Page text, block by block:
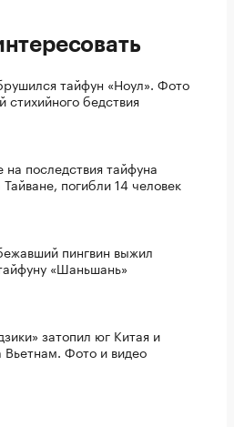
тайфун «Ноул». Фото
стихийного бедствия
последствия тайфуна
Тайване, погибли 14 человек
пингвин выжил
«Шаньшань»
затопил юг Китая и
Вьетнам. Фото и видео